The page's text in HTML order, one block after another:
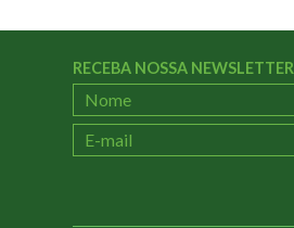
RECEBA NOSSA NEWSLETTER